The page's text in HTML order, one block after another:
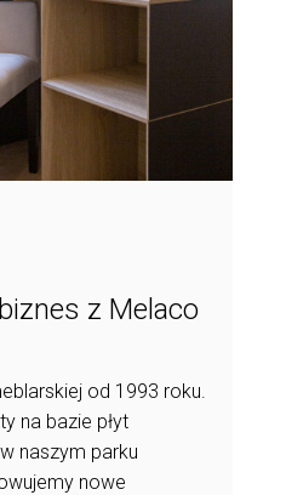
z Melaco
od 1993 roku.
na bazie płyt
naszym parku
nowe